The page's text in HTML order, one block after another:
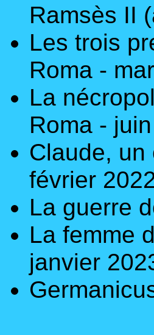
Ramsès II
Les trois
Roma -
La
Roma -
Claude,
février
La guerre
La femme
janvier